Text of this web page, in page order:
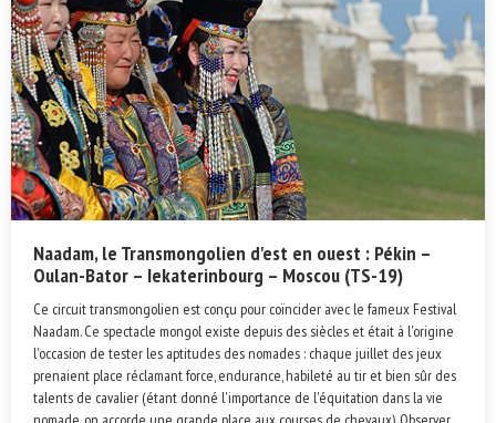
Naadam, le Transmongolien d'est en ouest : Pékin –
Oulan-Bator – Iekaterinbourg – Moscou (TS-19)
Ce circuit transmongolien est conçu pour coïncider avec le fameux Festival
Naadam. Ce spectacle mongol existe depuis des siècles et était à l'origine
l'occasion de tester les aptitudes des nomades : chaque juillet des jeux
prenaient place réclamant force, endurance, habileté au tir et bien sûr des
talents de cavalier (étant donné l'importance de l'équitation dans la vie